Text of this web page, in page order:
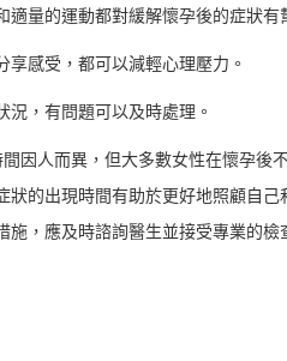
量的運動都對緩解懷孕後的症狀有
感受，都可以減輕心理壓力。
，有問題可以及時處理。
因人而異，但大多數女性在懷孕後
的出現時間有助於更好地照顧自
，應及時諮詢醫生並接受專業的檢